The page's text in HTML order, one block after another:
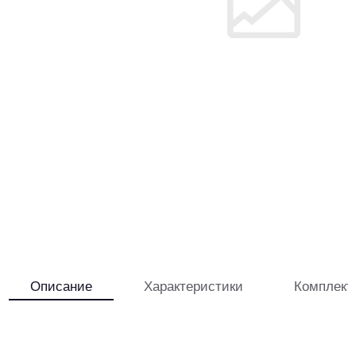
Описание Характеристики